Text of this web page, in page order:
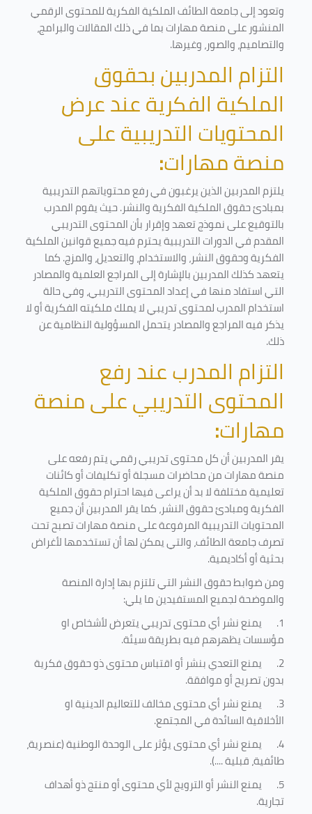
وتعود إلى جامعة الطائف الملكية الفكرية للمحتوى الرقمي
المنشور على منصة مهارات بما في ذلك المقالات والبرامج،
والتصاميم، والصور، وغيرها.
التزام المدربين بحقوق
الملكية الفكرية عند عرض
المحتويات التدريبية على
منصة مهارات:
يلتزم المدربين الذين يرغبون في رفع محتوياتهم التدريبية
بمبادئ حقوق الملكية الفكرية والنشر. حيث يقوم المدرب
بالتوقيع على نموذج تعهد وإقرار بأن المحتوى التدريبي
المقدم في الدورات التدريبية يحترم فيه جميع قوانين الملكية
الفكرية وحقوق النشر، والاستخدام، والتعديل، والمزج. كما
يتعهد كذلك المدربين بالإشارة إلى المراجع العلمية والمصادر
التي استفاد منها في إعداد المحتوى التدريبي، وفي حالة
استخدام المدرب لمحتوى تدريبي لا يملك ملكيته الفكرية أو لا
يذكر فيه المراجع والمصادر يتحمل المسؤولية النظامية عن
ذلك.
التزام المدرب عند رفع
المحتوى التدريبي على منصة
مهارات:
يقر المدربين أن كل محتوى تدريبي رقمي يتم رفعه على
منصة مهارات من محاضرات مسجلة أو تكليفات أو كائنات
تعليمية مختلفة لا بد أن يراعى فيها احترام حقوق الملكية
الفكرية ومبادئ حقوق النشر، كما يقر المدربين أن جميع
المحتويات التدريبية المرفوعة على منصة مهارات تصبح تحت
تصرف جامعة الطائف، والتي يمكن لها أن تستخدمها لأغراض
بحثية أو أكاديمية.
ومن ضوابط حقوق النشر التي تلتزم بها إدارة المنصة
والموضحة لجميع المستفيدين ما يلي:
1.
يمنع نشر أي محتوى تدريبي يتعرض لأشخاص او
مؤسسات يظهرهم فيه بطريقة سيئة.
2.
يمنع التعدي بنشر أو اقتباس محتوى ذو حقوق فكرية
بدون تصريح أو موافقة.
3.
يمنع نشر أي محتوى مخالف للتعاليم الدينية او
الأخلاقية السائدة في المجتمع.
4.
يمنع نشر أي محتوى يؤثر على الوحدة الوطنية (عنصرية،
طائفية، قبلية ....).
5.
يمنع النشر أو الترويج لأي محتوى أو منتج ذو أهداف
تجارية.